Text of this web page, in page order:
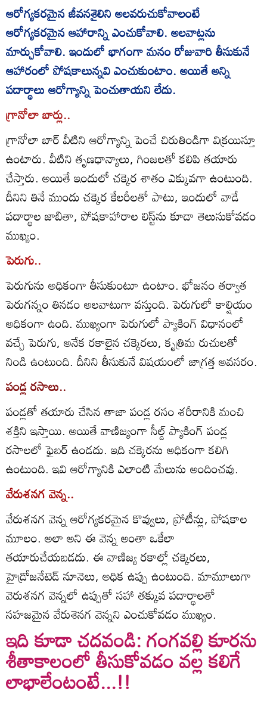
ఆరోగ్యకరమైన జీవనశైలిని అలవరుచుకోవాలంటే
ఆరోగ్యకరమైన ఆహారాన్ని ఎంచుకోవాలి. అలవాట్లను
మార్చుకోవాలి. ఇందులో భాగంగా మనం రోజువారి తీసుకునే
ఆహారంలో పోషకాలున్నవి ఎంచుకుంటాం. అయితే అన్ని
పదార్థాలు ఆరోగ్యాన్ని పెంచుతాయని లేదు.
గ్రానోలా బార్లు..
గ్రానోలా బార్ వీటిని ఆరోగ్యాన్ని పెంచే చిరుతిండిగా విక్రయిస్తూ
ఉంటారు. వీటిని తృణధాన్యాలు, గింజలతో కలిపి తయారు
చేస్తారు. అయితే ఇందులో చక్కెర శాతం ఎక్కువగా ఉంటుంది.
దీనిని తినే ముందు చక్కెర కేలరీలతో పాటు, ఇందులో వాడే
పదార్థాల జాబితా, పోషకాహారాల లిస్ట్‌ను కూడా తెలుసుకోవడం
ముఖ్యం.
పెరుగు..
పెరుగును అధికంగా తీసుకుంటూ ఉంటాం. భోజనం తర్వాత
పెరుగన్నం తినడం అలవాటుగా వస్తుంది. పెరుగులో కాల్షియం
అధికంగా ఉంది. ముఖ్యంగా పెరుగులో ప్యాకింగ్ విధానంలో
వచ్చే పెరుగు, అనేక రకాలైన చక్కెరలు, కృత్రిమ రుచులతో
నిండి ఉంటుంది. దీనిని తీసుకునే విషయంలో జాగ్రత్త అవసరం.
పండ్ల రసాలు..
పండ్లతో తయారు చేసిన తాజా పండ్ల రసం శరీరానికి మంచి
శక్తిని ఇస్తాయి. అయితే వాణిజ్యంగా సీల్డ్ ప్యాకింగ్ పండ్ల
రసాలలో ఫైబర్ ఉండదు. ఇది చక్కెరను అధికంగా కలిగి
ఉంటుంది. ఇవి ఆరోగ్యానికి ఎలాంటి మేలును అందించవు.
వేరుశనగ వెన్న..
వేరుశనగ వెన్న ఆరోగ్యకరమైన కొవ్వులు, ప్రోటీన్లు, పోషకాల
మూలం. అలా అని ఈ వెన్న అంతా ఒకేలా
తయారుచేయబడదు. ఈ వాణిజ్య రకాల్లో చక్కెరలు,
హైడ్రోజనేటెడ్ నూనెలు, అధిక ఉప్పు ఉంటుంది. మామూలుగా
వెరుశనగ వెన్నలో ఉప్పుతో సహా తక్కువ పదార్థాలతో
సహజమైన వేరుశెనగ వెన్నని ఎంచుకోవడం ముఖ్యం.
ఇది కూడా చదవండి: గంగవల్లి కూరను
శీతాకాలంలో తీసుకోవడం వల్ల కలిగే
లాభాలేంటంటే...!!